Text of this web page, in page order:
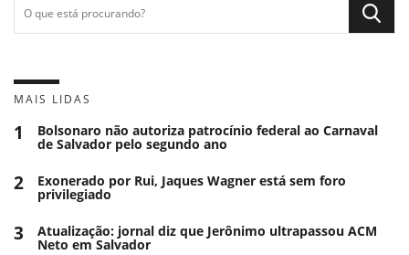
MAIS LIDAS
1 Bolsonaro não autoriza patrocínio federal ao Carnaval
de Salvador pelo segundo ano
2 Exonerado por Rui, Jaques Wagner está sem foro
privilegiado
3 Atualização: jornal diz que Jerônimo ultrapassou ACM
Neto em Salvador